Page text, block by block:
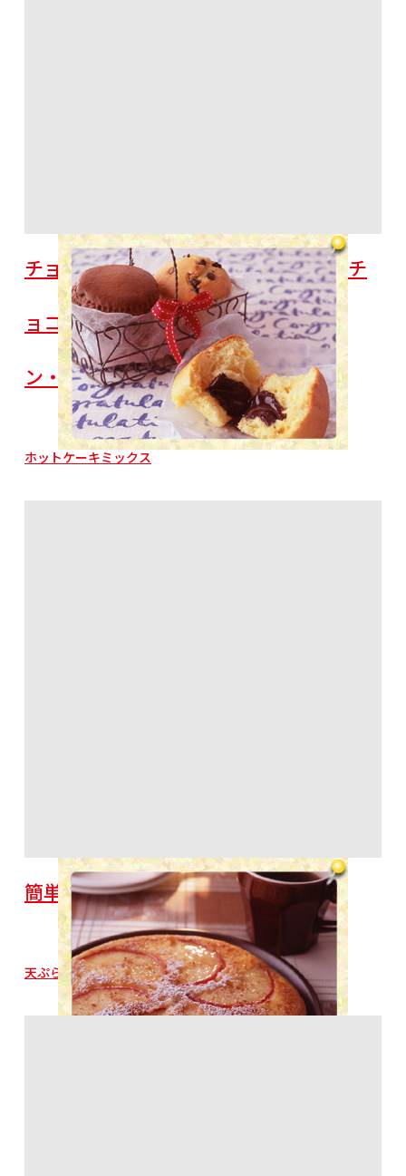
チョコレートマフィン３種（とろりんチ
ョコマフィン・ブラックチョコマフィ
ン・チョコチップマフィン）
ホットケーキミックス
簡単アップルケーキ
天ぷら粉